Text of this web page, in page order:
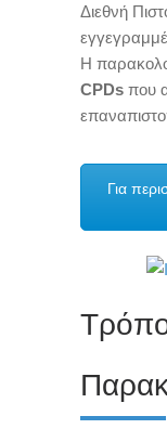
Διεθνή
Η
CPDs που
Για